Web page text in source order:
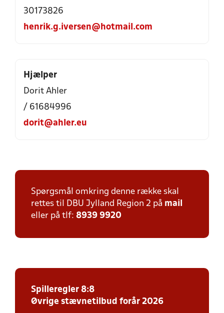
30173826
henrik.g.iversen@hotmail.com
Hjælper
Dorit Ahler
/ 61684996
dorit@ahler.eu
Spørgsmål omkring denne række skal
rettes til DBU Jylland Region 2 på mail
eller på tlf: 8939 9920
Spilleregler 8:8
Øvrige stævnetilbud forår 2026